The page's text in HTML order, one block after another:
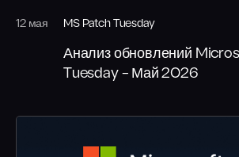
12 мая MS Patch Tuesday
Анализ обновлений
Tuesday – Май 2026